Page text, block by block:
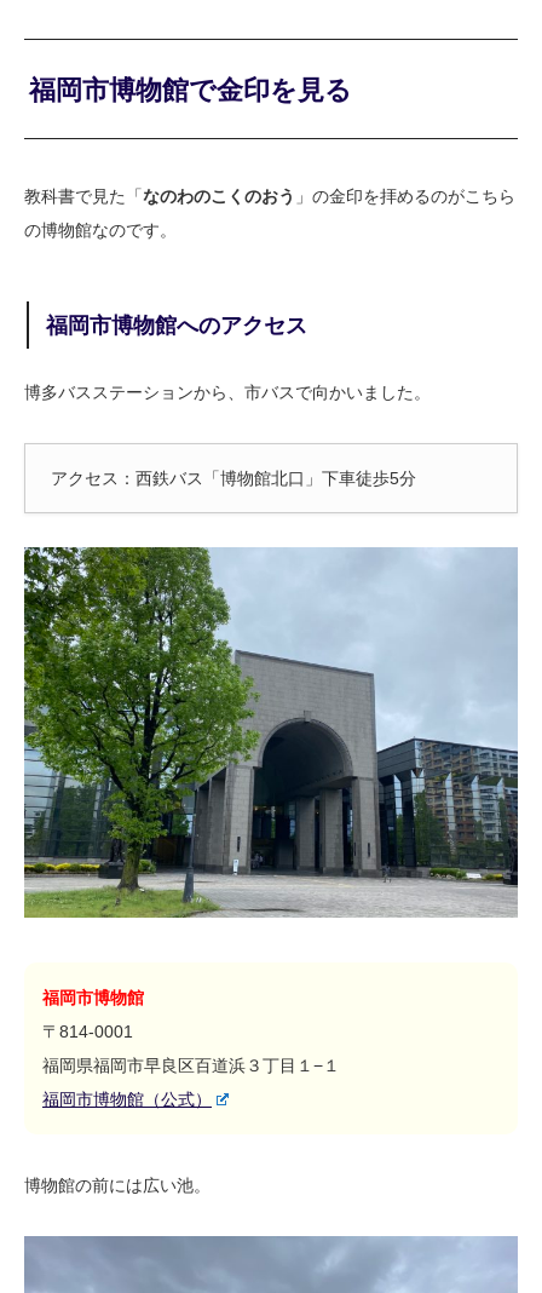
福岡市博物館で金印を見る
教科書で見た「なのわのこくのおう 」の金印を拝めるのがこちら
の博物館なのです。
福岡市博物館へのアクセス
博多バスステーションから、市バスで向かいました。
アクセス：西鉄バス「博物館北口」下車徒歩5分
福岡市博物館
〒814-0001
福岡県福岡市早良区百道浜３丁目１−１
福岡市博物館（公式）
博物館の前には広い池。